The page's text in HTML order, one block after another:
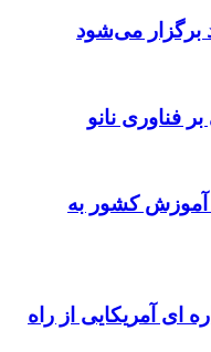
فناوری نانو
کشور به
ای آمریکایی از راه